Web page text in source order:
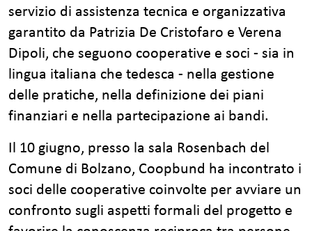
servizio di assistenza tecnica e organizzativa
garantito da Patrizia De Cristofaro e Verena
Dipoli, che seguono cooperative e soci - sia in
lingua italiana che tedesca - nella gestione
delle pratiche, nella definizione dei piani
finanziari e nella partecipazione ai bandi.
Il 10 giugno, presso la sala Rosenbach del
Comune di Bolzano, Coopbund ha incontrato i
soci delle cooperative coinvolte per avviare un
confronto sugli aspetti formali del progetto e